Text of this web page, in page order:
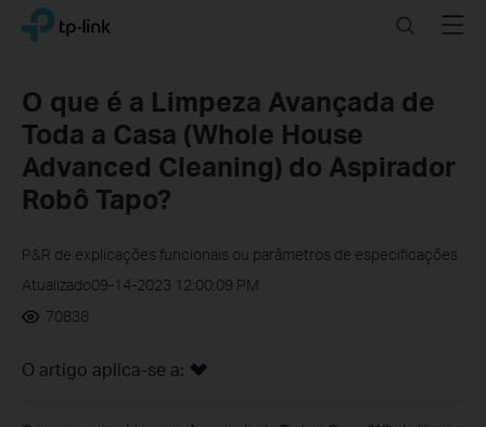
Click
navigation
TP-Link, Reliably Smart SearchMenu
O que é a Limpeza Avançada de
Toda a Casa (Whole House
Advanced Cleaning) do Aspirador
Robô Tapo?
P&R de explicações funcionais ou parâmetros de especificações
Atualizado09-14-2023 12:00:09 PM
70838
O artigo aplica-se a: